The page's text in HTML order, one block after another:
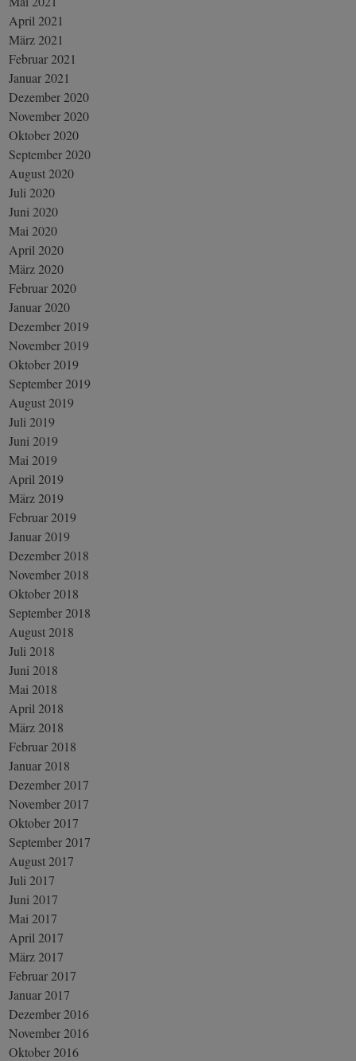
April 2021
März 2021
Februar 2021
Januar 2021
Dezember 2020
November 2020
Oktober 2020
September 2020
August 2020
Juli 2020
Juni 2020
Mai 2020
April 2020
März 2020
Februar 2020
Januar 2020
Dezember 2019
November 2019
Oktober 2019
September 2019
August 2019
Juli 2019
Juni 2019
Mai 2019
April 2019
März 2019
Februar 2019
Januar 2019
Dezember 2018
November 2018
Oktober 2018
September 2018
August 2018
Juli 2018
Juni 2018
Mai 2018
April 2018
März 2018
Februar 2018
Januar 2018
Dezember 2017
November 2017
Oktober 2017
September 2017
August 2017
Juli 2017
Juni 2017
Mai 2017
April 2017
März 2017
Februar 2017
Januar 2017
Dezember 2016
November 2016
Oktober 2016